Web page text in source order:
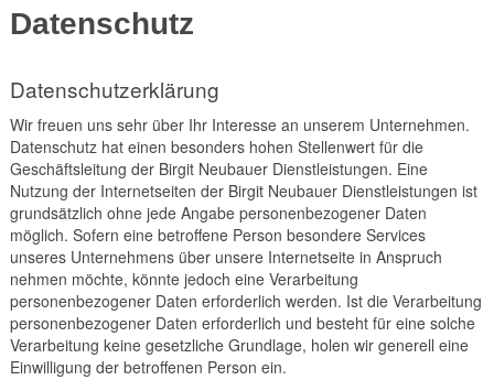
Datenschutz
Datenschutzerklärung
Wir freuen uns sehr über Ihr Interesse an unserem Unternehmen.
Datenschutz hat einen besonders hohen Stellenwert für die
Geschäftsleitung der Birgit Neubauer Dienstleistungen. Eine
Nutzung der Internetseiten der Birgit Neubauer Dienstleistungen ist
grundsätzlich ohne jede Angabe personenbezogener Daten
möglich. Sofern eine betroffene Person besondere Services
unseres Unternehmens über unsere Internetseite in Anspruch
nehmen möchte, könnte jedoch eine Verarbeitung
personenbezogener Daten erforderlich werden. Ist die Verarbeitung
personenbezogener Daten erforderlich und besteht für eine solche
Verarbeitung keine gesetzliche Grundlage, holen wir generell eine
Einwilligung der betroffenen Person ein.